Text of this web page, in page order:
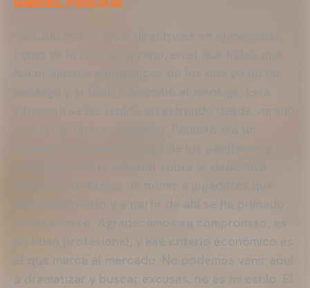
un buen profesional, y ese criterio económico es
a dramatizar y buscar excusas, no es mi estilo. El